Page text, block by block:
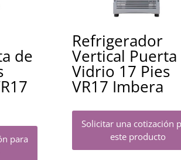
de
para
Refrigerador
Vertical Puerta
Vidrio 17 Pies
VR17 Imbera
Solicitar una cotización
este producto